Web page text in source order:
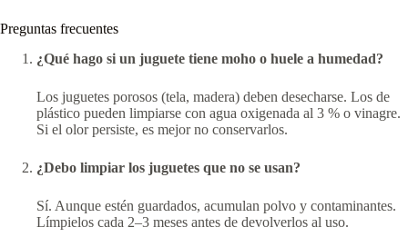
Preguntas frecuentes
¿Qué hago si un juguete tiene moho o huele a humedad?
Los juguetes porosos (tela, madera) deben desecharse. Los de
plástico pueden limpiarse con agua oxigenada al 3 % o vinagre.
Si el olor persiste, es mejor no conservarlos.
¿Debo limpiar los juguetes que no se usan?
Sí. Aunque estén guardados, acumulan polvo y contaminantes.
Límpielos cada 2–3 meses antes de devolverlos al uso.